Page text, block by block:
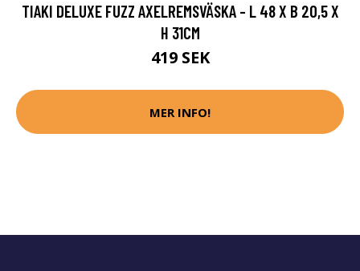
TIAKI DELUXE FUZZ AXELREMSVÄSKA - L 48 X B 20,5 X
H 31CM
419 SEK
MER INFO!